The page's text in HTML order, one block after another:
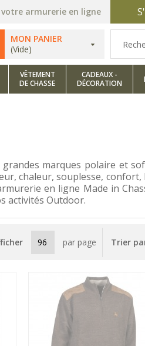
armurerie en ligne
MON PANIER
(Vide)
VÊTEMENT
DE CHASSE
CADEAUX -
DÉCORATION
marques polaire et
chaleur, souplesse,
en ligne Made in
activités Outdoor.
par page Trier